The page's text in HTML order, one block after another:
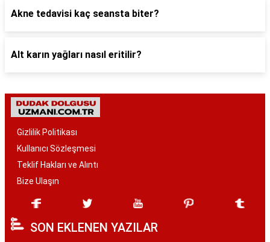
Akne tedavisi kaç seansta biter?
Alt karın yağları nasıl eritilir?
Gizlilik Politikası
Kullanıcı Sözleşmesi
Teklif Hakları ve Alıntı
Bize Ulaşın
SON EKLENEN YAZILAR